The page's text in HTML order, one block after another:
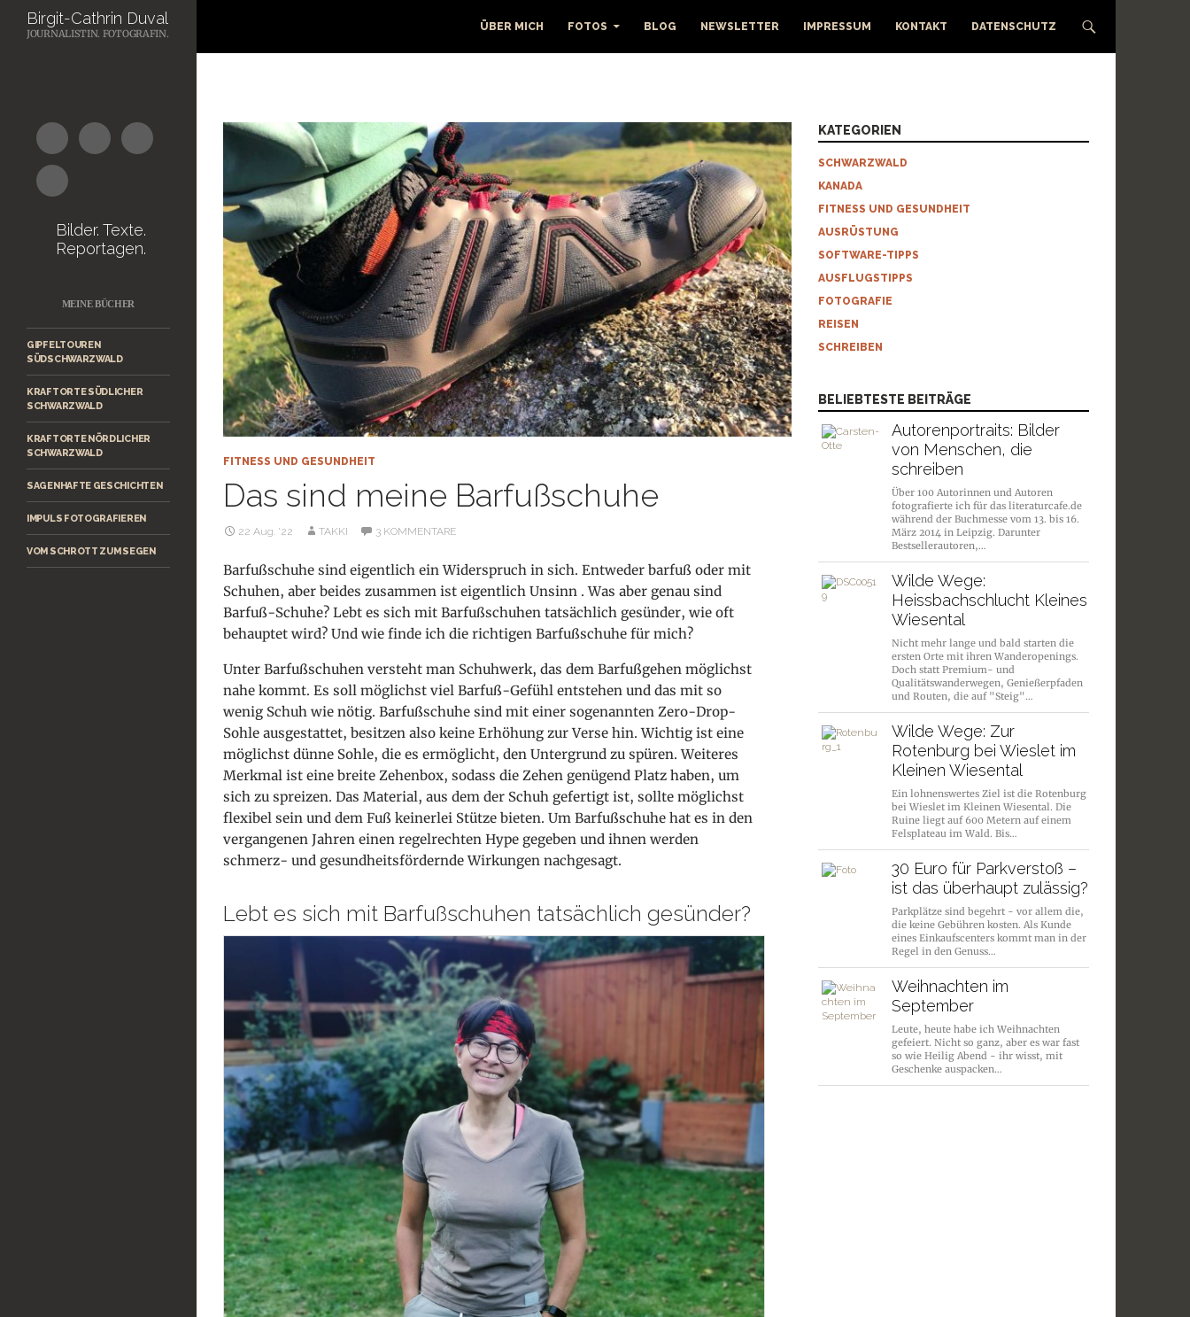
Suchen
ÜBER MICH FOTOS BLOG NEWSLETTER IMPRESSUM KONTAKT DATENSCHUTZ
FITNESS UND GESUNDHEIT
Das sind meine Barfußschuhe
22 Aug. ’22 TAKKI 3 KOMMENTARE
Barfußschuhe sind eigentlich ein Widerspruch in sich. Entweder barfuß oder mit
Schuhen, aber beides zusammen ist eigentlich Unsinn . Was aber genau sind
Barfuß-Schuhe? Lebt es sich mit Barfußschuhen tatsächlich gesünder, wie oft
behauptet wird? Und wie finde ich die richtigen Barfußschuhe für mich?
Unter Barfußschuhen versteht man Schuhwerk, das dem Barfußgehen möglichst
nahe kommt. Es soll möglichst viel Barfuß-Gefühl entstehen und das mit so
wenig Schuh wie nötig. Barfußschuhe sind mit einer sogenannten Zero-Drop-
Sohle ausgestattet, besitzen also keine Erhöhung zur Verse hin. Wichtig ist eine
möglichst dünne Sohle, die es ermöglicht, den Untergrund zu spüren. Weiteres
Merkmal ist eine breite Zehenbox, sodass die Zehen genügend Platz haben, um
sich zu spreizen. Das Material, aus dem der Schuh gefertigt ist, sollte möglichst
flexibel sein und dem Fuß keinerlei Stütze bieten. Um Barfußschuhe hat es in den
vergangenen Jahren einen regelrechten Hype gegeben und ihnen werden
schmerz- und gesundheitsfördernde Wirkungen nachgesagt.
Lebt es sich mit Barfußschuhen tatsächlich gesünder?
KATEGORIEN
SCHWARZWALD
KANADA
FITNESS UND GESUNDHEIT
AUSRÜSTUNG
SOFTWARE-TIPPS
AUSFLUGSTIPPS
FOTOGRAFIE
REISEN
SCHREIBEN
BELIEBTESTE BEITRÄGE
Autorenportraits: Bilder
von Menschen, die
schreiben
Über 100 Autorinnen und Autoren
fotografierte ich für das literaturcafe.de
während der Buchmesse vom 13. bis 16.
März 2014 in Leipzig. Darunter
Bestsellerautoren,…
Wilde Wege:
Heissbachschlucht Kleines
Wiesental
Nicht mehr lange und bald starten die
ersten Orte mit ihren Wanderopenings.
Doch statt Premium- und
Qualitätswanderwegen, Genießerpfaden
und Routen, die auf "Steig"…
Wilde Wege: Zur
Rotenburg bei Wieslet im
Kleinen Wiesental
Ein lohnenswertes Ziel ist die Rotenburg
bei Wieslet im Kleinen Wiesental. Die
Ruine liegt auf 600 Metern auf einem
Felsplateau im Wald. Bis…
30 Euro für Parkverstoß –
ist das überhaupt zulässig?
Parkplätze sind begehrt - vor allem die,
die keine Gebühren kosten. Als Kunde
eines Einkaufscenters kommt man in der
Regel in den Genuss…
Weihnachten im
September
Leute, heute habe ich Weihnachten
gefeiert. Nicht so ganz, aber es war fast
so wie Heilig Abend - ihr wisst, mit
Geschenke auspacken…
Birgit-Cathrin Duval
JOURNALISTIN. FOTOGRAFIN.
Bilder. Texte.
Reportagen.
MEINE BÜCHER
GIPFELTOUREN
SÜDSCHWARZWALD
KRAFTORTE SÜDLICHER
SCHWARZWALD
KRAFTORTE NÖRDLICHER
SCHWARZWALD
SAGENHAFTE GESCHICHTEN
IMPULS FOTOGRAFIEREN
VOM SCHROTT ZUM SEGEN